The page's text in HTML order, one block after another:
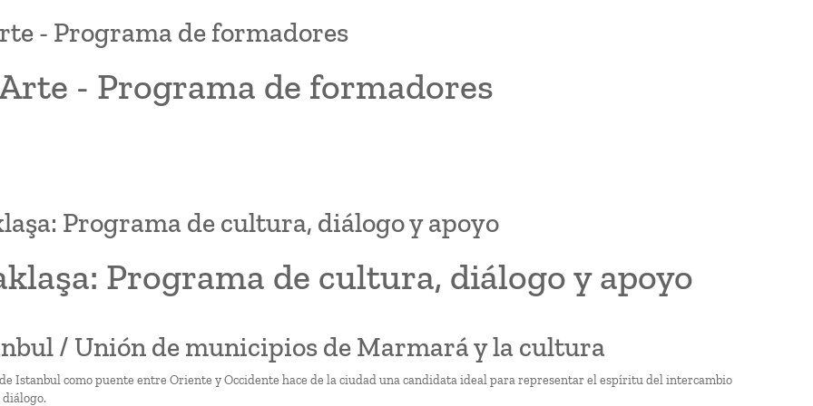
- Programa de formadores
- Programa de formadores
Programa de cultura, diálogo y apoyo
Programa de cultura, diálogo y apoyo
/ Unión de municipios de Marmará y la cultura
Istanbul como puente entre Oriente y Occidente hace de la ciudad una candidata ideal para representar el espíritu del intercambio